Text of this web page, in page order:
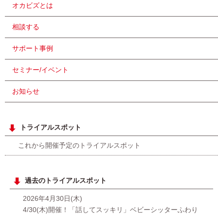
オカビズとは
相談する
サポート事例
セミナー/イベント
お知らせ
トライアルスポット
これから開催予定のトライアルスポット
過去のトライアルスポット
2026年4月30日(木)
4/30(木)開催！「話してスッキリ」ベビーシッターふわり